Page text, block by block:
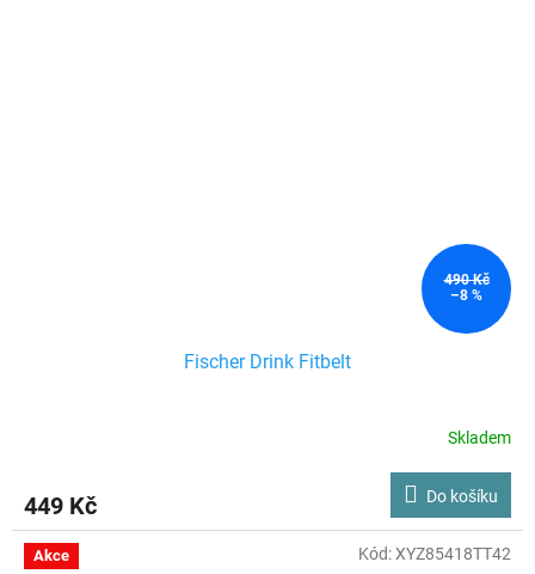
490 Kč
–8 %
Fischer Drink Fitbelt
Skladem
449 Kč Do košíku
Akce Kód:XYZ85418TT42